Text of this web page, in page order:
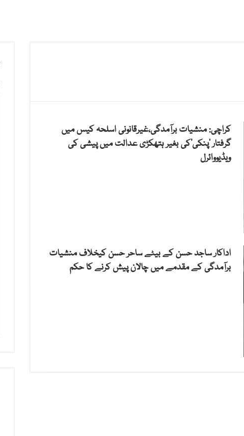
کراچی: منشیات برآمدگی،غیرقانونی اسلحہ کیس میں
گرفتار ’پنکی‘کی بغیر ہتھکڑی عدالت میں پیشی کی
ویڈیووائرل
اداکار ساجد حسن کے بیٹے ساحر حسن کیخلاف منشیات
برآمدگی کے مقدمے میں چالان پیش کرنے کا حکم